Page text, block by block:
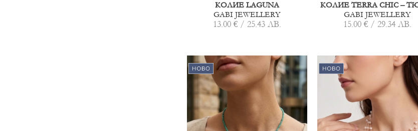
КОЛИЕ LAGUNA
GABI JEWELLERY
13.00 € / 25.43 ЛВ.
GABI JEWELLERY
15.00 € / 29.34 ЛВ.